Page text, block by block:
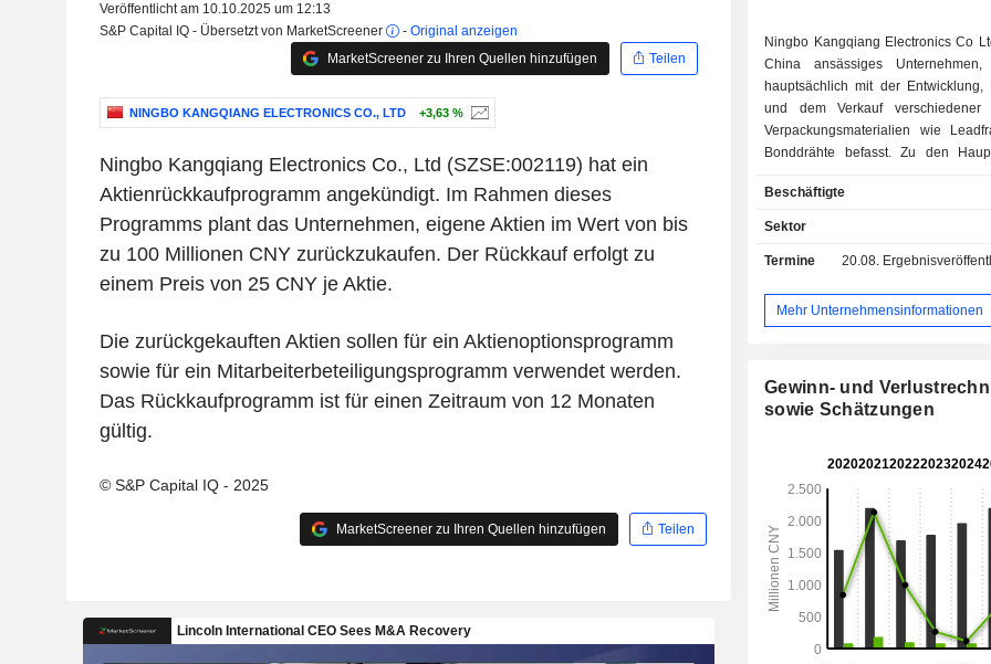
Veröffentlicht am 10.10.2025 um 12:13
S&P Capital IQ - Übersetzt von MarketScreener
- Original anzeigen
MarketScreener zu Ihren Quellen hinzufügen
Teilen
NINGBO KANGQIANG ELECTRONICS CO., LTD +3,63 %
Ningbo Kangqiang Electronics Co., Ltd (SZSE:002119) hat ein
Aktienrückkaufprogramm angekündigt. Im Rahmen dieses
Programms plant das Unternehmen, eigene Aktien im Wert von bis
zu 100 Millionen CNY zurückzukaufen. Der Rückkauf erfolgt zu
einem Preis von 25 CNY je Aktie.
Die zurückgekauften Aktien sollen für ein Aktienoptionsprogramm
sowie für ein Mitarbeiterbeteiligungsprogramm verwendet werden.
Das Rückkaufprogramm ist für einen Zeitraum von 12 Monaten
gültig.
© S&P Capital IQ - 2025
MarketScreener zu Ihren Quellen hinzufügen Teilen
Ningbo Kangqiang Electronics Co
China ansässiges
hauptsächlich mit der Entwicklung,
und dem Verkauf verschiedener
Verpackungsmaterialien wie
Bonddrähte befasst. Zu den
Bleirahmen (LF), geätzte LF,
Messingelektrodendrähte,
Folgeverbundwerkzeuge,
Mehrstufen-Stapel- und
Kernindustrie-Gitterstreifen-
auf ausländischen Märkten tätig.
Beschäftigte
Sektor
Termine 20.08.
Mehr Unternehmensinformationen
Gewinn- und
sowie Schätzungen